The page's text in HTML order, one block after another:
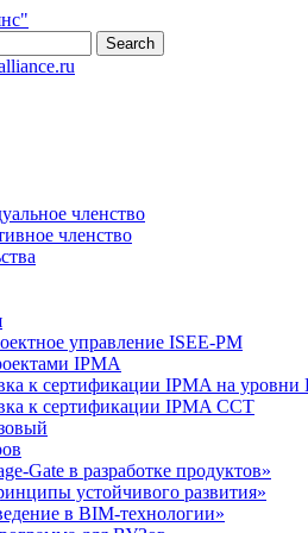
Search
членство
членство
управление ISEE-PM
IPMA
к сертификации IPMA на уровни
к сертификации IPMA CCT
Gate в разработке продуктов»
устойчивого развития»
в BIM-технологии»